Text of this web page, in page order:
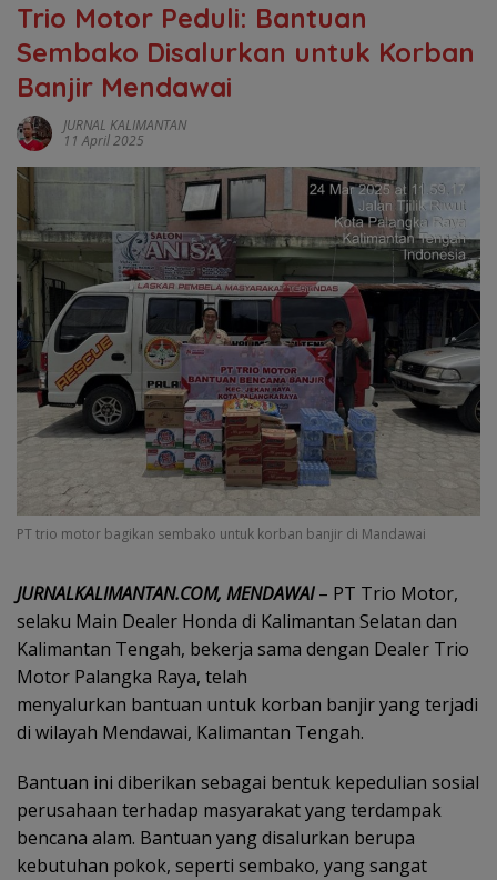
Trio Motor Peduli: Bantuan
Sembako Disalurkan untuk Korban
Banjir Mendawai
JURNAL KALIMANTAN
11 April 2025
PT trio motor bagikan sembako untuk korban banjir di Mandawai
JURNALKALIMANTAN.COM, MENDAWAI– PT Trio Motor,
selaku Main Dealer Honda di Kalimantan Selatan dan
Kalimantan Tengah, bekerja sama dengan Dealer Trio
Motor Palangka Raya, telah
menyalurkan bantuan untuk korban banjir yang terjadi
di wilayah Mendawai, Kalimantan Tengah.
Bantuan ini diberikan sebagai bentuk kepedulian sosial
perusahaan terhadap masyarakat yang terdampak
bencana alam. Bantuan yang disalurkan berupa
kebutuhan pokok, seperti sembako, yang sangat